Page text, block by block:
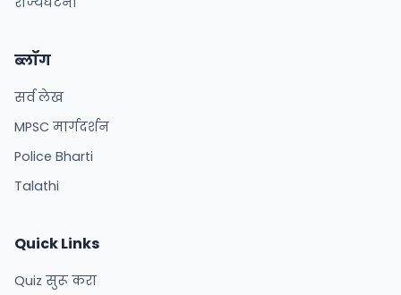
ब्लॉग
सर्व लेख
MPSC मार्गदर्शन
Police Bharti
Talathi
Quick Links
Quiz सुरू करा